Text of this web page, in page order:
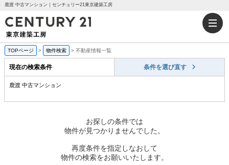
鹿渡 中古マンション｜センチュリー21東京建築工房
TOPページ > 物件検索 > 不動産情報一覧
現在の検索条件 条件を選び直す
鹿渡 中古マンション
お探しの条件では
物件が見つかりませんでした。
再度条件を指定しなおして
物件の検索をお願いいたします。